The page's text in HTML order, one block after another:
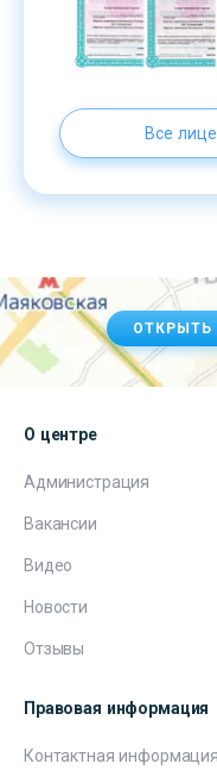
Все
ОТКРЫТЬ
О центре
Администрация
Вакансии
Видео
Новости
Отзывы
Правовая информация
Контактная информация